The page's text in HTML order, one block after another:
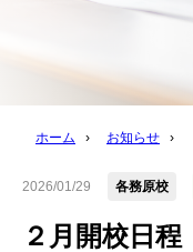
ホーム › お知らせ ›
2026/01/29 各務原校
２月開校日程